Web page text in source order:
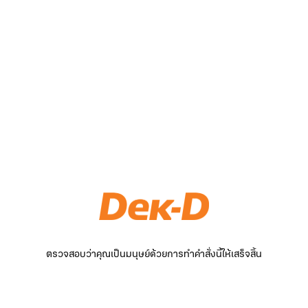
ตรวจสอบว่าคุณเป็นมนุษย์ด้วยการทำคำสั่งนี้ให้เสร็จสิ้น